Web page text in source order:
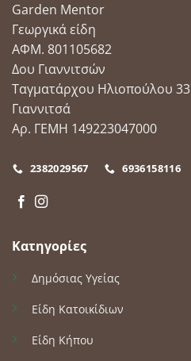
Garden Mentor
Γεωργικά είδη
ΑΦΜ. 801105682
Δου Γιαννιτσών
Ταγματάρχου Ηλιοπούλου 33
Γιαννιτσά
Αρ. ΓΕΜΗ 149223047000
2382029567 6936158116
Κατηγορίες
Δημόσιας Υγείας
Είδη Κατοικίδιων
Είδη Κήπου